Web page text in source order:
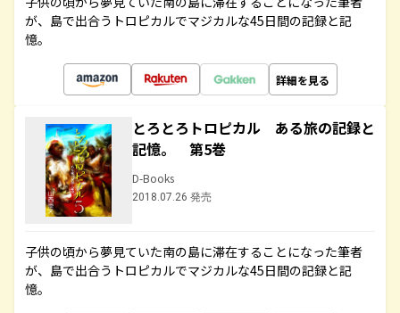
が、島で出合うトロピカルでマジカルな45日間の記録と記
憶。
詳細を見る
とろとろトロピカル ある旅の記録と
記憶。 第5巻
D-Books
2018.07.26 発売
子供の頃から夢見ていた南の島に滞在することになった筆者
が、島で出合うトロピカルでマジカルな45日間の記録と記
憶。